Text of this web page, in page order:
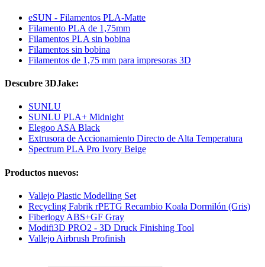
eSUN - Filamentos PLA-Matte
Filamento PLA de 1,75mm
Filamentos PLA sin bobina
Filamentos sin bobina
Filamentos de 1,75 mm para impresoras 3D
Descubre 3DJake:
SUNLU
SUNLU PLA+ Midnight
Elegoo ASA Black
Extrusora de Accionamiento Directo de Alta Temperatura
Spectrum PLA Pro Ivory Beige
Productos nuevos:
Vallejo Plastic Modelling Set
Recycling Fabrik rPETG Recambio Koala Dormilón (Gris)
Fiberlogy ABS+GF Gray
Modifi3D PRO2 - 3D Druck Finishing Tool
Vallejo Airbrush Profinish